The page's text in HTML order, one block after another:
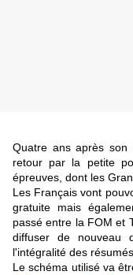
Quatre ans après son
retour par la petite
épreuves, dont les
Les Français vont
gratuite mais
passé entre la FOM et
diffuser de nouveau
l'intégralité des
Le schéma utilisé va